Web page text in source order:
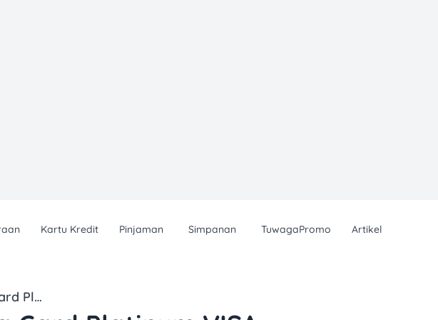
Kartu Kredit Pinjaman Simpanan TuwagaPromo Artikel
BNI Udayana Card Platinum VISA